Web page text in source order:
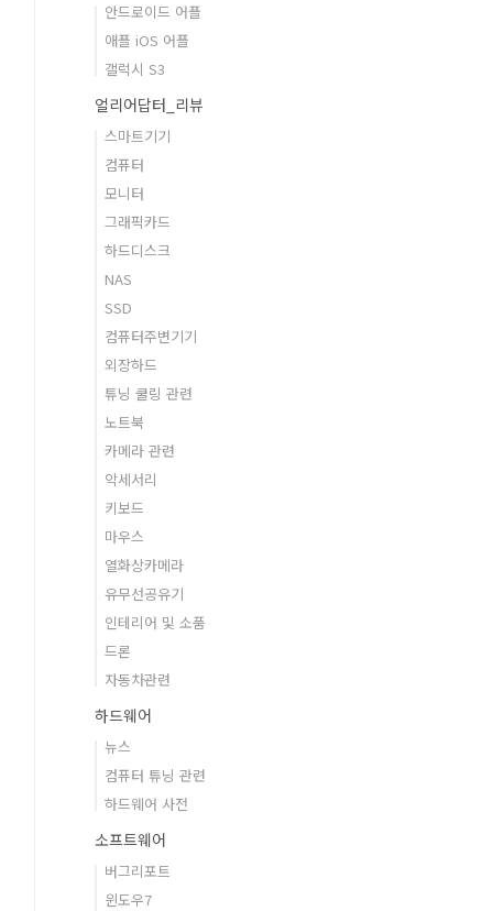
안드로이드 어플
애플 iOS 어플
갤럭시 S3
얼리어답터_리뷰
스마트기기
컴퓨터
모니터
그래픽카드
하드디스크
NAS
SSD
컴퓨터주변기기
외장하드
튜닝 쿨링 관련
노트북
카메라 관련
악세서리
키보드
마우스
열화상카메라
유무선공유기
인테리어 및 소품
드론
자동차관련
하드웨어
뉴스
컴퓨터 튜닝 관련
하드웨어 사전
소프트웨어
버그리포트
윈도우7